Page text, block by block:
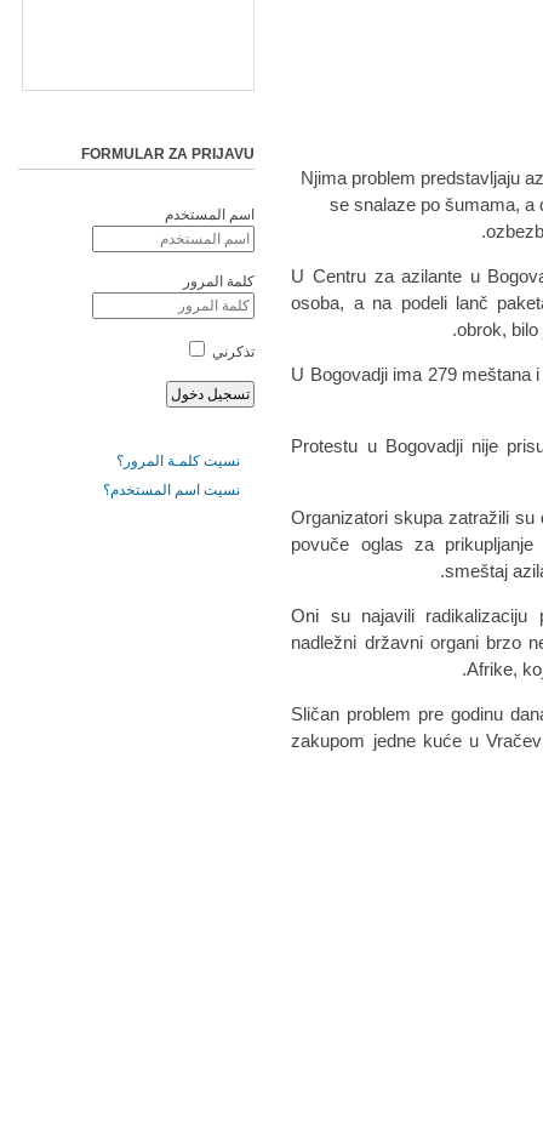
Njima problem predstavljaju
se snalaze po šumama, a
U Centru za azilante u
osoba, a na podeli lanč
obrok, bilo
U Bogovadji ima 279 meštana
Protestu u Bogovadji nije
Organizatori skupa zatražili su
povuče oglas za
smeštaj
Oni su najavili radikalizaciju
nadležni državni organi brzo
Afrike,
Sličan problem pre godinu
zakupom jedne kuće u
FORMULAR ZA PRIJAVU
اسم المستخدم
كلمة المرور
تذكرني
نسيت كلمـة المرور؟
نسيت اسم المستخدم؟